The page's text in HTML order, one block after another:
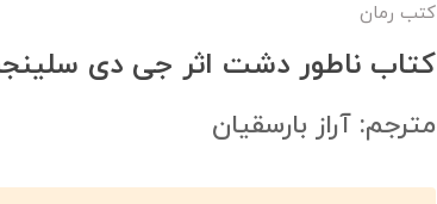
کتب رمان
کتاب ناطور دشت اثر جی دی
مترجم: آراز بارسقیان